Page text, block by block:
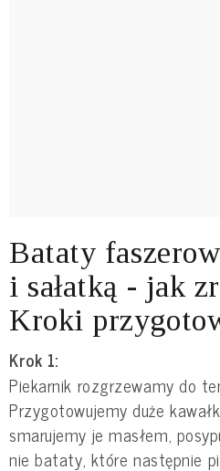
Bataty
i sałatką - jak
Kroki
Krok 1:
Piekarnik rozgrzewamy do
Przygotowujemy duże
smarujemy je masłem,
nie bataty, które następnie